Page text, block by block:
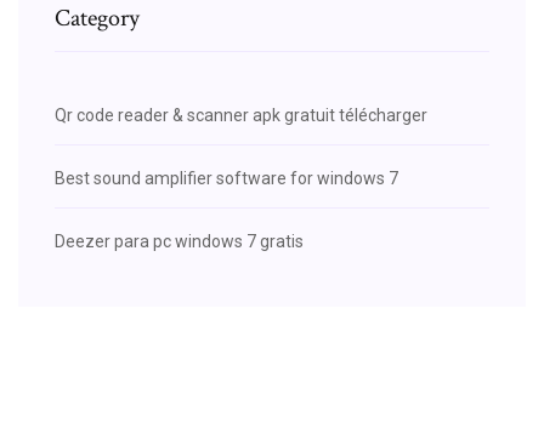
Category
Qr code reader & scanner apk gratuit télécharger
Best sound amplifier software for windows 7
Deezer para pc windows 7 gratis